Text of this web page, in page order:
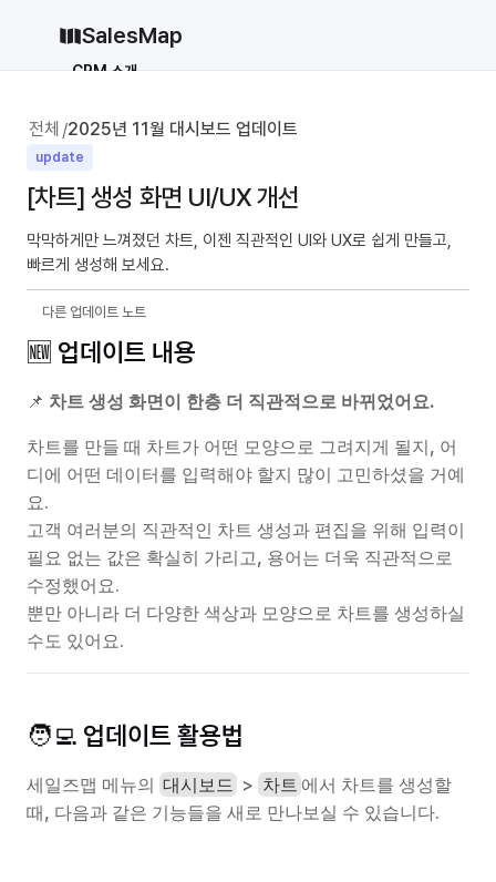
SalesMap
vs 세일즈포스
vs 파이프드라이브 vs 먼데이닷컴
CRM 소개
솔루션
지원
블로그
가격
로그인 무료로 시작하기
전체 /2025년 11월 대시보드 업데이트
다른 업데이트 노트
update
[차트] 생성 화면 UI/UX 개선
막막하게만 느껴졌던 차트, 이젠 직관적인 UI와 UX로 쉽게 만들고,
빠르게 생성해 보세요.
🆕 업데이트 내용
📌 차트 생성 화면이 한층 더 직관적으로 바뀌었어요.
차트를 만들 때 차트가 어떤 모양으로 그려지게 될지, 어
디에 어떤 데이터를 입력해야 할지 많이 고민하셨을 거예
요.
고객 여러분의 직관적인 차트 생성과 편집을 위해 입력이
필요 없는 값은 확실히 가리고, 용어는 더욱 직관적으로
수정했어요.
뿐만 아니라 더 다양한 색상과 모양으로 차트를 생성하실
수도 있어요.
🧑‍💻 업데이트 활용법
세일즈맵 메뉴의 대시보드 > 차트 에서 차트를 생성할
때, 다음과 같은 기능들을 새로 만나보실 수 있습니다.